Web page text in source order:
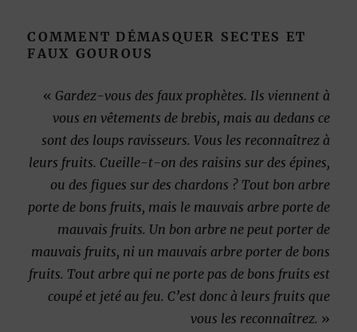
COMMENT DÉMASQUER SECTES ET
FAUX GOUROUS
« Gardez-vous des faux prophètes. Ils viennent à
vous en vêtements de brebis, mais au dedans ce
sont des loups ravisseurs. Vous les reconnaîtrez à
leurs fruits. Cueille-t-on des raisins sur des épines,
ou des figues sur des chardons ? Tout bon arbre
porte de bons fruits, mais le mauvais arbre porte de
mauvais fruits. Un bon arbre ne peut porter de
mauvais fruits, ni un mauvais arbre porter de bons
fruits. Tout arbre qui ne porte pas de bons fruits est
coupé et jeté au feu. C’est donc à leurs fruits que
vous les reconnaîtrez. »